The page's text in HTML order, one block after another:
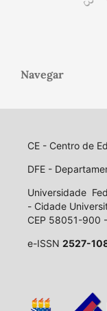
Navegar
CE - Centro de
DFE -
Universidade
- Cidade
CEP 58051-900
e-ISSN 2527-